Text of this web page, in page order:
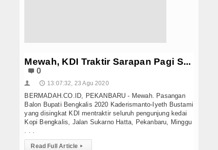
Mewah, KDI Traktir Sarapan Pagi S...
0
👤 🕔 13:07:32, 23 Agu 2020
BERMADAH.CO.ID, PEKANBARU - Mewah. Pasangan
Balon Bupati Bengkalis 2020 Kaderismanto-Iyeth Bustami
yang disingkat KDI mentraktir seluruh pengunjung kedai
Kopi Bengkalis, Jalan Sukarno Hatta, Pekanbaru, Minggu
Read Full Article ▸